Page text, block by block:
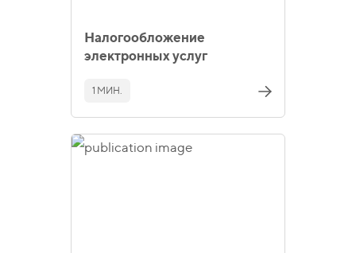
Налогообложение
электронных услуг
1 МИН.